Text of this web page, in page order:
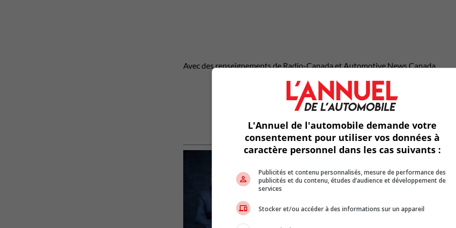
Avec des renseignements de Radio-Canada et Automotive News Canada
À propos de l'auteur
Benoit Charette pratique le journalisme automobile depuis 33 ans.
fondateur, propriétaire et rédacteur en chef de L’Annuel de
publie depuis 2001. Il a animé les émissions RPM et RPM+ sur V et
Légendes de la route sur Historia. À la radio depuis 1986, il
Ça tient la route sur le réseau8 Cogeco et participe à l’émission
sur RDS en plus de mettre en ligne le site Web officiel de L’Annuel
L'Annuel de l'automobile demande votre
consentement pour utiliser vos données à
caractère personnel dans les cas suivants :
Publicités et contenu personnalisés, mesure de performance des
publicités et du contenu, études d’audience et développement de
services
Stocker et/ou accéder à des informations sur un appareil